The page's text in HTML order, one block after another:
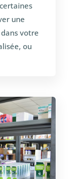
une
votre
ou